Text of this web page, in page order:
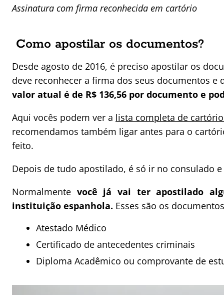
Assinatura com firma reconhecida em cartório
Como apostilar os documentos?
Desde agosto de 2016, é preciso apostilar os
deve reconhecer a firma dos seus documentos
valor atual é de R$ 136,56 por documento e
Aqui vocês podem ver a lista completa de
recomendamos também ligar antes para o
feito.
Depois de tudo apostilado, é só ir no consulado
Normalmente você já vai ter apostilado
instituição espanhola. Esses são os
Atestado Médico
Certificado de antecedentes criminais
Diploma Acadêmico ou comprovante de